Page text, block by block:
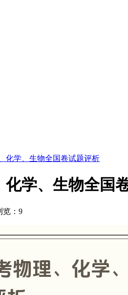
化学、生物全国卷试题评析
化学、生物全国
览：9